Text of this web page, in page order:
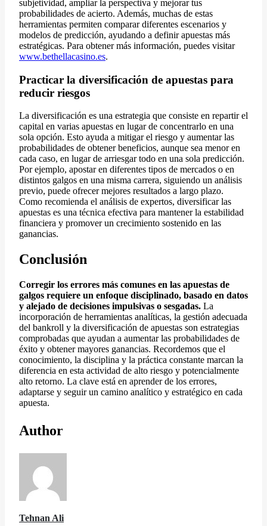
subjetividad, ampliar la perspectiva y mejorar tus
probabilidades de acierto. Además, muchas de estas
herramientas permiten comparar diferentes escenarios y
modelos de predicción, ayudando a definir apuestas más
estratégicas. Para obtener más información, puedes visitar
www.bethellacasino.es.
Practicar la diversificación de apuestas para
reducir riesgos
La diversificación es una estrategia que consiste en repartir el
capital en varias apuestas en lugar de concentrarlo en una
sola opción. Esto ayuda a mitigar el riesgo y aumentar las
probabilidades de obtener beneficios, aunque sea menor en
cada caso, en lugar de arriesgar todo en una sola predicción.
Por ejemplo, apostar en diferentes tipos de mercados o en
distintos galgos en una misma carrera, siguiendo un análisis
previo, puede ofrecer mejores resultados a largo plazo.
Como recomienda el análisis de expertos, diversificar las
apuestas es una técnica efectiva para mantener la estabilidad
financiera y promover un crecimiento sostenido en las
ganancias.
Conclusión
Corregir los errores más comunes en las apuestas de
galgos requiere un enfoque disciplinado, basado en datos
y alejado de decisiones impulsivas o sesgadas. La
incorporación de herramientas analíticas, la gestión adecuada
del bankroll y la diversificación de apuestas son estrategias
comprobadas que ayudan a aumentar las probabilidades de
éxito y obtener mayores ganancias. Recordemos que el
conocimiento, la disciplina y la práctica constante marcan la
diferencia en esta actividad de alto riesgo y potencialmente
alto retorno. La clave está en aprender de los errores,
adaptarse y seguir un camino analítico y estratégico en cada
apuesta.
Author
Tehnan Ali